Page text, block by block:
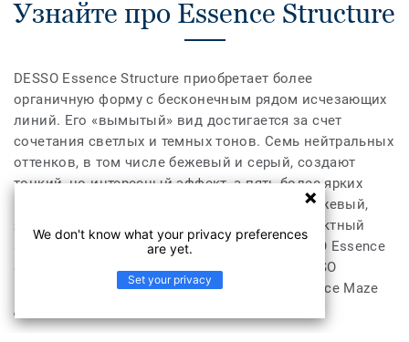
Узнайте про Essence Structure
DESSO Essence Structure приобретает более
органичную форму с бесконечным рядом исчезающих
линий. Его «вымытый» вид достигается за счет
сочетания светлых и темных тонов. Семь нейтральных
оттенков, в том числе бежевый и серый, создают
тонкий, но интересный эффект, а пять более ярких
вариантов — синий, бирюзовый, темно-оранжевый,
ярко-оранжевый и зеленый — создают эффектный
эффектный пол. Каждый из 12 цветов DESSO Essence
Structure можно легко комбинировать с DESSO
Essence, DESSO Essence Stripe и DESSO Essence Maze
для бесконечного количества результатов.
We don't know what your privacy preferences
are yet.
Set your privacy